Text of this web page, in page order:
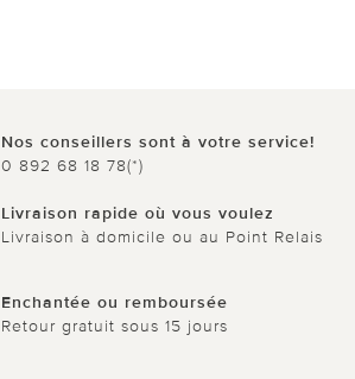
Nos conseillers sont à votre service!
0 892 68 18 78(*)
Livraison rapide où vous voulez
Livraison à domicile ou au Point Relais
Enchantée ou remboursée
Retour gratuit sous 15 jours